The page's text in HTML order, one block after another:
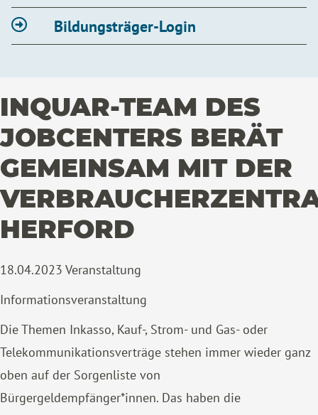
Bildungsträger-Login
INQUAR-TEAM DES
JOBCENTERS BERÄT
GEMEINSAM MIT DER
HERFORD
18.04.2023 Veranstaltung
Informationsveranstaltung
Die Themen Inkasso, Kauf-, Strom- und Gas- oder
Telekommunikationsverträge stehen immer wieder ganz
oben auf der Sorgenliste von
Bürgergeldempfänger*innen. Das haben die